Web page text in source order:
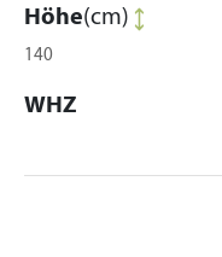
Höhe(cm)
140
WHZ